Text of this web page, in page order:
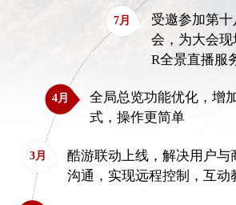
受邀参加第
会，为大会
R全景直播服
7月
全局总览功能优化，增
式，操作更简单
4月
酷游联动上线，解决用户与
沟通，实现远程控制，互动
3月